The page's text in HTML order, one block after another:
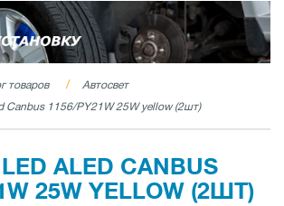
товаров
Автосвет
Canbus 1156/PY21W 25W yellow (2шт)
ALED CANBUS
25W YELLOW (2ШТ)